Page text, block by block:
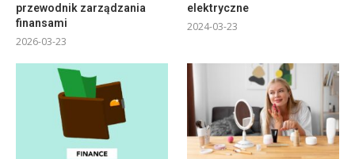
przewodnik zarządzania
finansami
2026-03-23
elektryczne
2024-03-23